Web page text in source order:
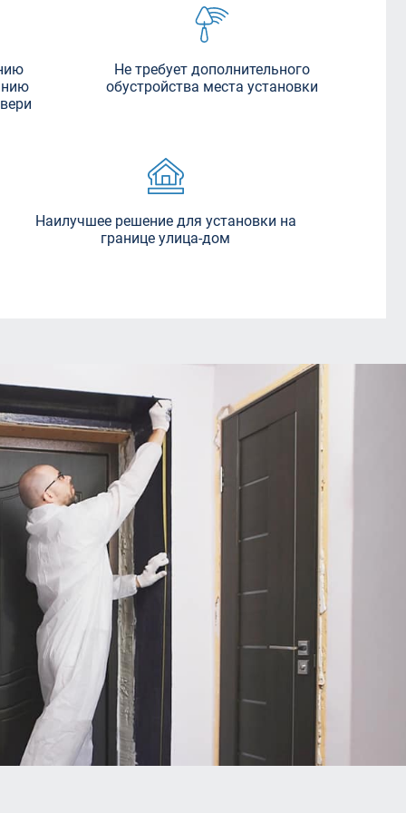
Не требует дополнительного
обустройства места установки
Наилучшее решение для установки на
границе улица-дом